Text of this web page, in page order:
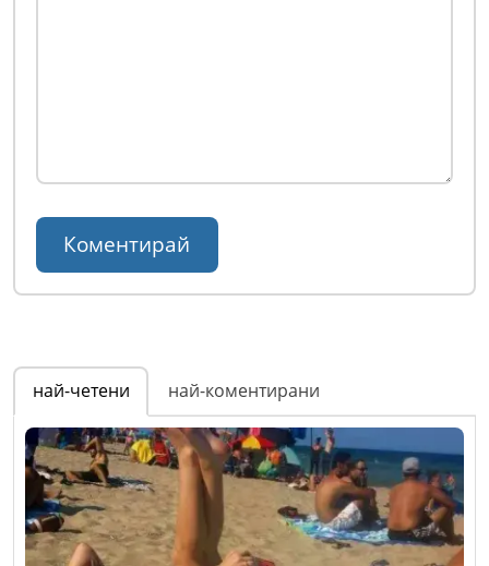
най-четени най-коментирани